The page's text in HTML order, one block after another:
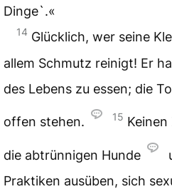
Dinge`.«
14 Glücklich, wer seine
allem Schmutz reinigt! Er
des Lebens zu essen; die
offen stehen. 15
die abtrünnigen Hunde
Praktiken ausüben, sich